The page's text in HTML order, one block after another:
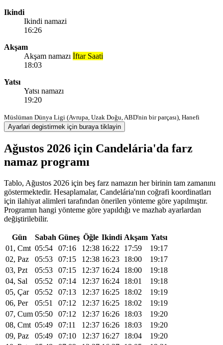
Ikindi
Ikindi namazi
16:26
Akşam
Akşam namazı İftar Saati
18:03
Yatsı
Yatsı namazı
19:20
Müslüman Dünya Ligi (Avrupa, Uzak Doğu, ABD'nin bir parçası), Hanefi
Ayarlari degistirmek için buraya tiklayin
Ağustos 2026 için Candelária'da farz
namaz programı
Tablo, Ağustos 2026 için beş farz namazın her birinin tam zamanını
göstermektedir. Hesaplamalar, Candelária'nın coğrafi koordinatları
için ilahiyat alimleri tarafından önerilen yönteme göre yapılmıştır.
Programın hangi yönteme göre yapıldığı ve mazhab ayarlardan
değiştirilebilir.
Gün Sabah Güneş Öğle Ikindi Akşam Yatsı
01, Cmt 05:54 07:16 12:38 16:22 17:59
19:17
02, Paz
05:53 07:15 12:38 16:23 18:00
19:17
03, Pzt
05:53 07:15 12:37 16:24 18:00
19:18
04, Sal
05:52 07:14 12:37 16:24 18:01
19:18
05, Çar
05:52 07:13 12:37 16:25 18:02
19:19
06, Per
05:51 07:12 12:37 16:25 18:02
19:19
07, Cum 05:50 07:12 12:37 16:26 18:03
19:20
08, Cmt 05:49 07:11 12:37 16:26 18:03
19:20
09, Paz
05:49 07:10 12:37 16:27 18:04
19:20